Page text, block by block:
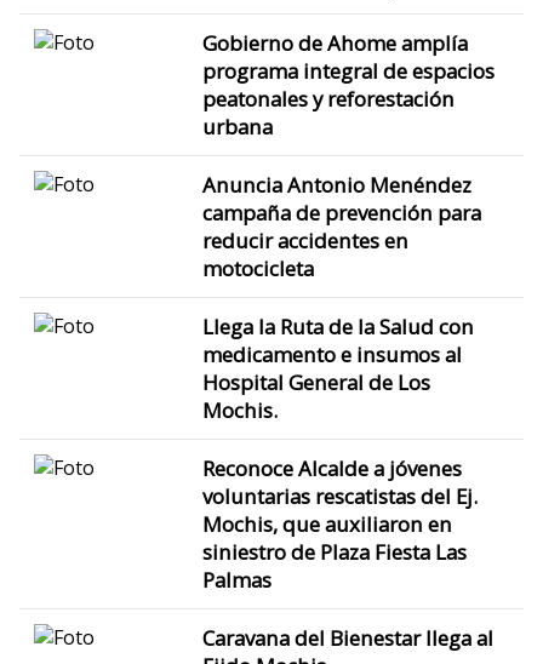
Gobierno de Ahome amplía
programa integral de espacios
peatonales y reforestación
urbana
Anuncia Antonio Menéndez
campaña de prevención para
reducir accidentes en
motocicleta
Llega la Ruta de la Salud con
medicamento e insumos al
Hospital General de Los
Mochis.
Reconoce Alcalde a jóvenes
voluntarias rescatistas del Ej.
Mochis, que auxiliaron en
siniestro de Plaza Fiesta Las
Palmas
Caravana del Bienestar llega al